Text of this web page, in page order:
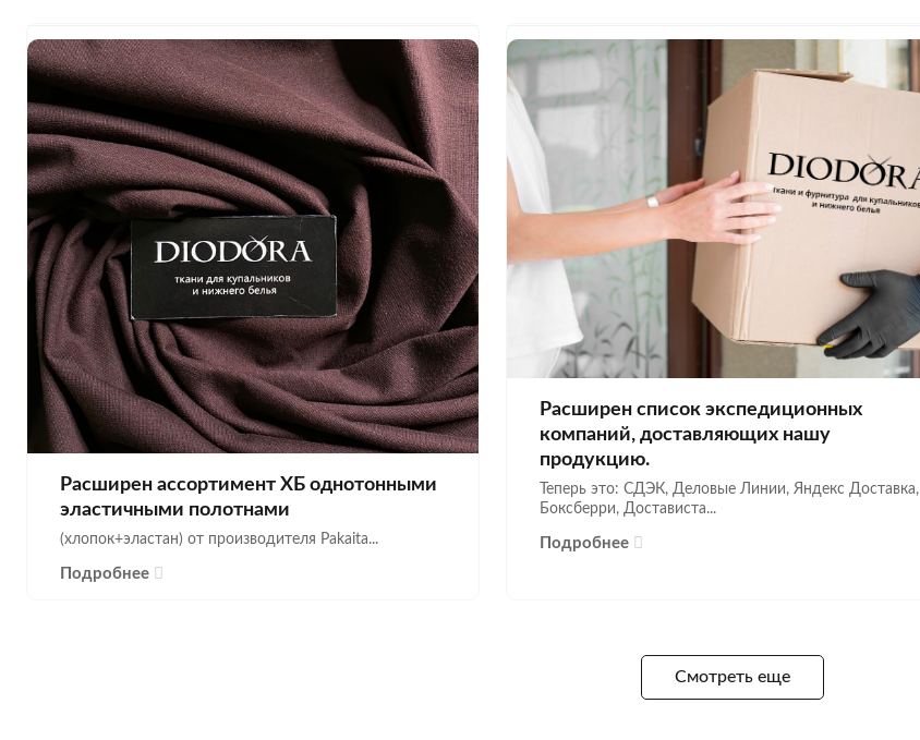
Расширен ассортимент ХБ однотонными
эластичными полотнами
(хлопок+эластан) от производителя Pakaita...
Подробнее
Расширен список экспедиционных
компаний, доставляющих нашу
продукцию.
Теперь это: СДЭК, Деловые Линии, Яндекс Доставка,
Боксберри, Достависта...
Подробнее
Смотреть еще